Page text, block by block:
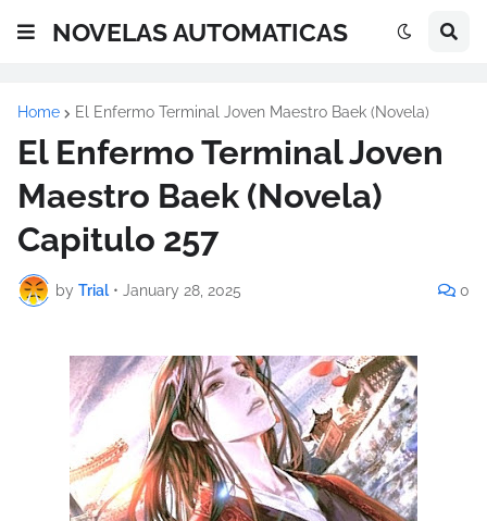
NOVELAS AUTOMATICAS
Home El Enfermo Terminal Joven Maestro Baek (Novela)
El Enfermo Terminal Joven
Maestro Baek (Novela)
Capitulo 257
by Trial • January 28, 2025 0